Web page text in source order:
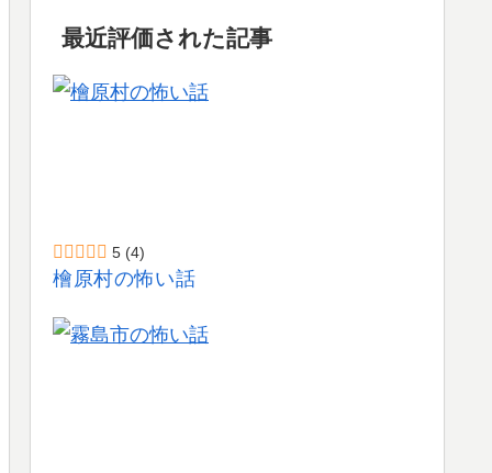
最近評価された記事
5 (4)
檜原村の怖い話